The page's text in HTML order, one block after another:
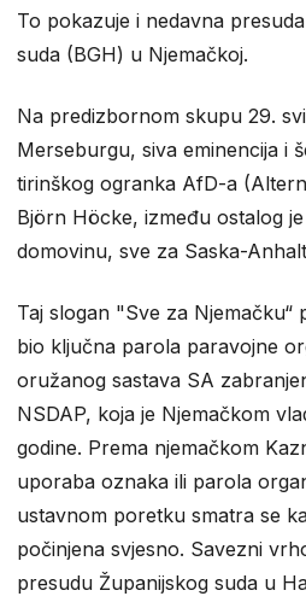
To pokazuje i nedavna
suda (BGH) u Njemačkoj.
Na predizbornom skupu 29.
Merseburgu, siva eminencija i
tirinškog ogranka AfD-a
Björn Höcke, između ostalog
domovinu, sve za Saska-
Taj slogan "Sve za Njemačku“
bio ključna parola paravojne
oružanog sastava SA
NSDAP, koja je Njemačkom
godine. Prema njemačkom
uporaba oznaka ili parola
ustavnom poretku smatra se
počinjena svjesno. Savezni
presudu Županijskog suda u